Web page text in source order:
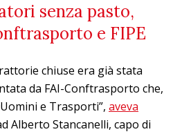
senza pasto,
e FIPE
chiuse era già stata
da FAI-Conftrasporto che,
e Trasporti”, aveva
Alberto Stancanelli, capo di